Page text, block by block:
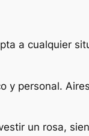
a cualquier
y personal.
un rosa,